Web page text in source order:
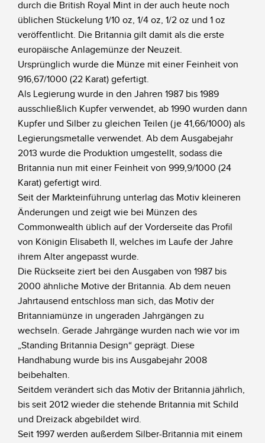
durch die British Royal Mint in der auch heute noch
üblichen Stückelung 1/10 oz, 1/4 oz, 1/2 oz und 1 oz
veröffentlicht. Die Britannia gilt damit als die erste
europäische Anlagemünze der Neuzeit.
Ursprünglich wurde die Münze mit einer Feinheit von
916,67/1000 (22 Karat) gefertigt.
Als Legierung wurde in den Jahren 1987 bis 1989
ausschließlich Kupfer verwendet, ab 1990 wurden dann
Kupfer und Silber zu gleichen Teilen (je 41,66/1000) als
Legierungsmetalle verwendet. Ab dem Ausgabejahr
2013 wurde die Produktion umgestellt, sodass die
Britannia nun mit einer Feinheit von 999,9/1000 (24
Karat) gefertigt wird.
Seit der Markteinführung unterlag das Motiv kleineren
Änderungen und zeigt wie bei Münzen des
Commonwealth üblich auf der Vorderseite das Profil
von Königin Elisabeth II, welches im Laufe der Jahre
ihrem Alter angepasst wurde.
Die Rückseite ziert bei den Ausgaben von 1987 bis
2000 ähnliche Motive der Britannia. Ab dem neuen
Jahrtausend entschloss man sich, das Motiv der
Britanniamünze in ungeraden Jahrgängen zu
wechseln. Gerade Jahrgänge wurden nach wie vor im
„Standing Britannia Design“ geprägt. Diese
Handhabung wurde bis ins Ausgabejahr 2008
beibehalten.
Seitdem verändert sich das Motiv der Britannia jährlich,
bis seit 2012 wieder die stehende Britannia mit Schild
und Dreizack abgebildet wird.
Seit 1997 werden außerdem Silber-Britannia mit einem